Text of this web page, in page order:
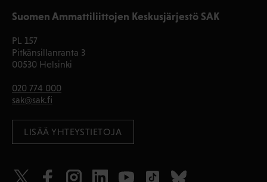
Suomen Ammattiliittojen Keskusjärjestö SAK
PL 157
Pitkänsillanranta 3
00530 Helsinki
020 774 000
sak@sak.fi
LISÄÄ YHTEYSTIETOJA